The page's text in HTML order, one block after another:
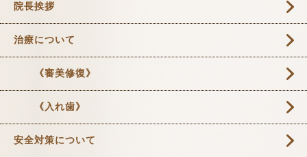
院長挨拶
治療について
《審美修復》
《入れ歯》
安全対策について